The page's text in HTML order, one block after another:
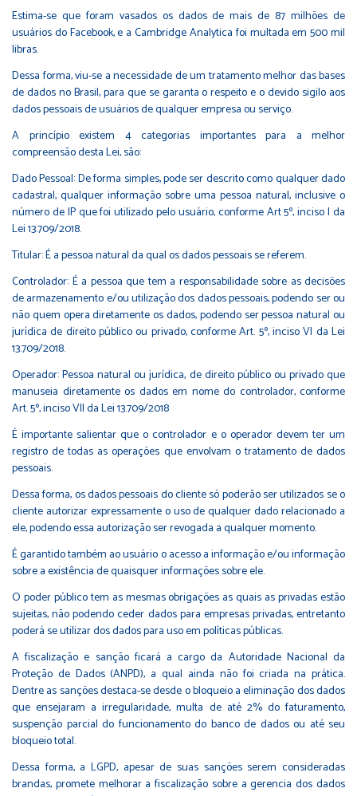
Estima-se que foram vasados os dados de mais de 87 milhões de
usuários do Facebook, e a Cambridge Analytica foi multada em 500 mil
libras.
Dessa forma, viu-se a necessidade de um tratamento melhor das bases
de dados no Brasil, para que se garanta o respeito e o devido sigilo aos
dados pessoais de usuários de qualquer empresa ou serviço.
A princípio existem 4 categorias importantes para a melhor
compreensão desta Lei, são:
Dado Pessoal: De forma simples, pode ser descrito como qualquer dado
cadastral, qualquer informação sobre uma pessoa natural, inclusive o
número de IP que foi utilizado pelo usuário, conforme Art 5º, inciso I da
Lei 13.709/2018.
Titular: É a pessoa natural da qual os dados pessoais se referem.
Controlador: É a pessoa que tem a responsabilidade sobre as decisões
de armazenamento e/ou utilização dos dados pessoais, podendo ser ou
não quem opera diretamente os dados, podendo ser pessoa natural ou
jurídica de direito público ou privado, conforme Art. 5º, inciso VI da Lei
13.709/2018.
Operador: Pessoa natural ou jurídica, de direito público ou privado que
manuseia diretamente os dados em nome do controlador, conforme
Art. 5º, inciso VII da Lei 13.709/2018
É importante salientar que o controlador e o operador devem ter um
registro de todas as operações que envolvam o tratamento de dados
pessoais.
Dessa forma, os dados pessoais do cliente só poderão ser utilizados se o
cliente autorizar expressamente o uso de qualquer dado relacionado a
ele, podendo essa autorização ser revogada a qualquer momento.
É garantido também ao usuário o acesso a informação e/ou informação
sobre a existência de quaisquer informações sobre ele.
O poder público tem as mesmas obrigações as quais as privadas estão
sujeitas, não podendo ceder dados para empresas privadas, entretanto
poderá se utilizar dos dados para uso em políticas públicas.
A fiscalização e sanção ficará a cargo da Autoridade Nacional da
Proteção de Dados (ANPD), a qual ainda não foi criada na prática.
Dentre as sanções destaca-se desde o bloqueio a eliminação dos dados
que ensejaram a irregularidade, multa de até 2% do faturamento,
suspenção parcial do funcionamento do banco de dados ou até seu
bloqueio total.
Dessa forma, a LGPD, apesar de suas sanções serem consideradas
brandas, promete melhorar a fiscalização sobre a gerencia dos dados